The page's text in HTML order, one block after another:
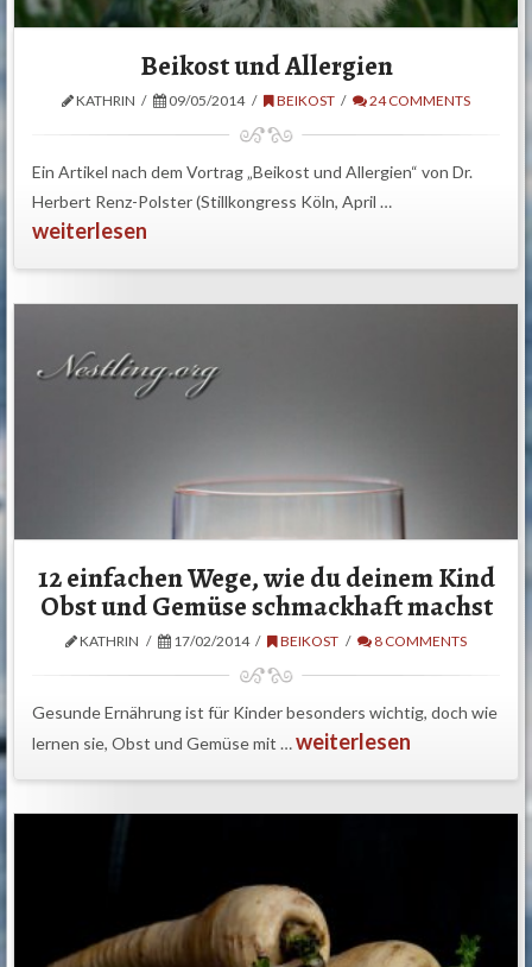
Beikost und Allergien
KATHRIN 09/05/2014 BEIKOST 24 COMMENTS
Ein Artikel nach dem Vortrag „Beikost und Allergien“ von Dr.
Herbert Renz-Polster (Stillkongress Köln, April …
weiterlesen
12 einfachen Wege, wie du deinem Kind
Obst und Gemüse schmackhaft machst
KATHRIN 17/02/2014 BEIKOST 8 COMMENTS
Gesunde Ernährung ist für Kinder besonders wichtig, doch wie
lernen sie, Obst und Gemüse mit …weiterlesen